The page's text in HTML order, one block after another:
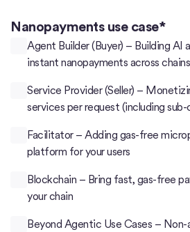
Nanopayments use case*
Agent Builder (Buyer) – Building AI
instant nanopayments across chains
Service Provider (Seller) –
services per request (including
Facilitator – Adding gas-free
platform for your users
Blockchain – Bring fast, gas-free
your chain
Beyond Agentic Use Cases –